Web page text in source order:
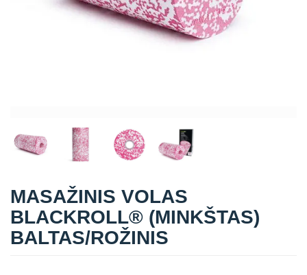
Straipsniai
MASAŽINIS VOLAS
BLACKROLL® (MINKŠTAS)
BALTAS/ROŽINIS